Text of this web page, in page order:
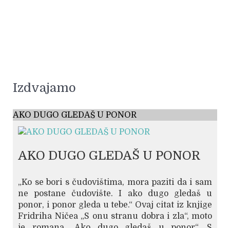
Izdvajamo
AKO DUGO GLEDAŠ U PONOR
AKO DUGO GLEDAŠ U PONOR
„Ko se bori s čudovištima, mora paziti da i sam
ne postane čudovište. I ako dugo gledaš u
ponor, i ponor gleda u tebe.“ Ovaj citat iz knjige
Fridriha Ničea „S onu stranu dobra i zla“, moto